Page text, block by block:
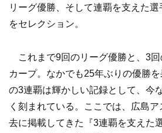
リーグ優勝、そして連覇を支えた
をセレクション。
これまで9回のリーグ優勝と、3回
カープ。なかでも25年ぶりの優勝
の3連覇は輝かしい記録として、今
く刻まれている。ここでは、広島
去に掲載してきた『3連覇を支えた